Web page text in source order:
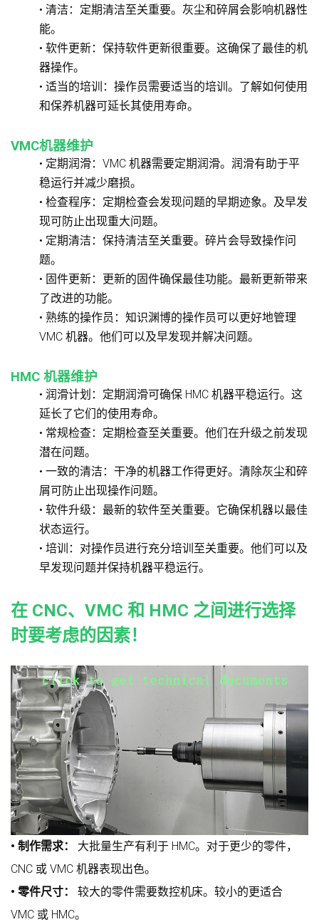
• 清洁：定期清洁至关重要。灰尘和碎屑会影响机器性
能。
• 软件更新：保持软件更新很重要。这确保了最佳的机
器操作。
• 适当的培训：操作员需要适当的培训。了解如何使用
和保养机器可延长其使用寿命。
VMC机器维护
• 定期润滑：VMC 机器需要定期润滑。润滑有助于平
稳运行并减少磨损。
• 检查程序：定期检查会发现问题的早期迹象。及早发
现可防止出现重大问题。
• 定期清洁：保持清洁至关重要。碎片会导致操作问
题。
• 固件更新：更新的固件确保最佳功能。最新更新带来
了改进的功能。
• 熟练的操作员：知识渊博的操作员可以更好地管理
VMC 机器。他们可以及早发现并解决问题。
HMC 机器维护
• 润滑计划：定期润滑可确保 HMC 机器平稳运行。这
延长了它们的使用寿命。
• 常规检查：定期检查至关重要。他们在升级之前发现
潜在问题。
• 一致的清洁：干净的机器工作得更好。清除灰尘和碎
屑可防止出现操作问题。
• 软件升级：最新的软件至关重要。它确保机器以最佳
状态运行。
• 培训：对操作员进行充分培训至关重要。他们可以及
早发现问题并保持机器平稳运行。
在 CNC、VMC 和 HMC 之间进行选择
时要考虑的因素！
• 制作需求：
大批量生产有利于 HMC。对于更少的零件，
CNC 或 VMC 机器表现出色。
• 零件尺寸：
较大的零件需要数控机床。较小的更适合
VMC 或 HMC。